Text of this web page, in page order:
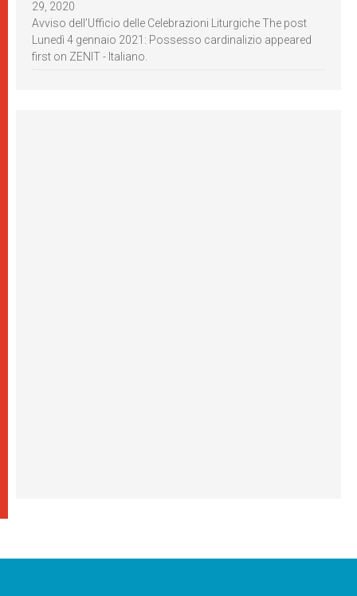
29, 2020
Avviso dell’Ufficio delle Celebrazioni Liturgiche The post
Lunedì 4 gennaio 2021: Possesso cardinalizio appeared
first on ZENIT - Italiano.